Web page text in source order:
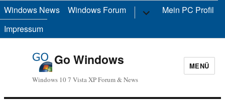
Windows News Windows Forum Untermenü
anzeigen
Mein PC Profil
Impressum
Go Windows
Windows 10 7 Vista XP Forum & News
MENÜ